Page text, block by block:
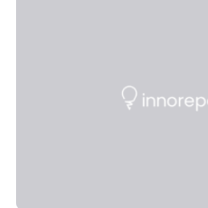
Foundation, des BIAL Award in